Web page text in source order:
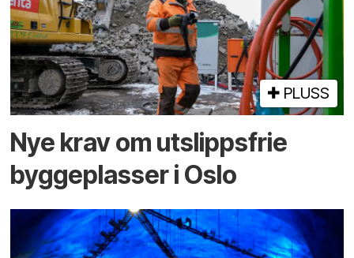
PLUSS
Nye krav om utslippsfrie
byggeplasser i Oslo